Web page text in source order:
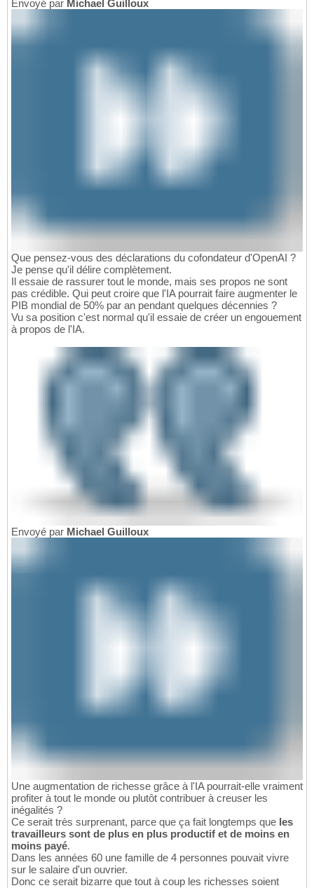
Envoyé par Michael Guilloux
Que pensez-vous des déclarations du cofondateur d'OpenAI ?
Je pense qu'il délire complètement.
Il essaie de rassurer tout le monde, mais ses propos ne sont
pas crédible. Qui peut croire que l'IA pourrait faire augmenter le
PIB mondial de 50% par an pendant quelques décennies ?
Vu sa position c'est normal qu'il essaie de créer un engouement
à propos de l'IA.
Envoyé par Michael Guilloux
Une augmentation de richesse grâce à l'IA pourrait-elle vraiment
profiter à tout le monde ou plutôt contribuer à creuser les
inégalités ?
Ce serait très surprenant, parce que ça fait longtemps que les
travailleurs sont de plus en plus productif et de moins en
moins payé.
Dans les années 60 une famille de 4 personnes pouvait vivre
sur le salaire d'un ouvrier.
Donc ce serait bizarre que tout à coup les richesses soient